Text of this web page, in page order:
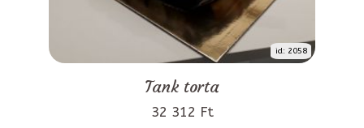
id: 2058
Tank torta
32 312 Ft